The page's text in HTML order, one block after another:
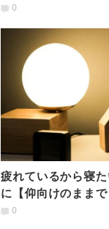
単入眠ポーズ
0
疲れているから寝
に【仰向けのまま
法の呼吸法
0